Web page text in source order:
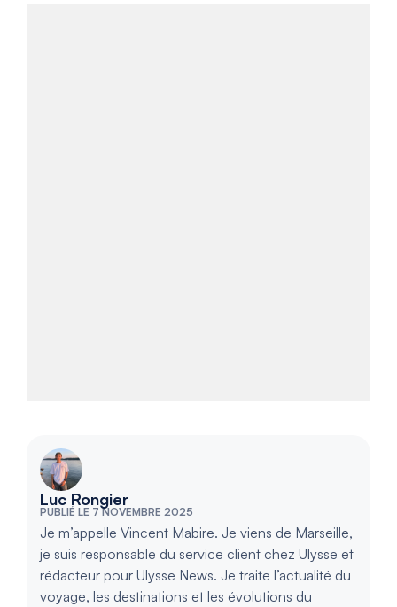
Luc Rongier
PUBLIÉ LE 7 NOVEMBRE 2025
Je m’appelle Vincent Mabire. Je viens de Marseille,
je suis responsable du service client chez Ulysse et
rédacteur pour Ulysse News. Je traite l’actualité du
voyage, les destinations et les évolutions du